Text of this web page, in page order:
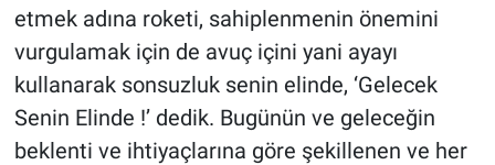
etmek adına roketi, sahiplenmenin önemini
vurgulamak için de avuç içini yani ayayı
kullanarak sonsuzluk senin elinde, ‘Gelecek
Senin Elinde !’ dedik. Bugünün ve geleceğin
beklenti ve ihtiyaçlarına göre şekillenen ve her